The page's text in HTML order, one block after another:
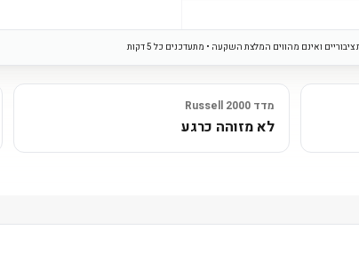
ואינם מהווים המלצת השקעה • מתעדכנים כל 5 דקות
מדד Russell 2000
לא מזוהה כרגע